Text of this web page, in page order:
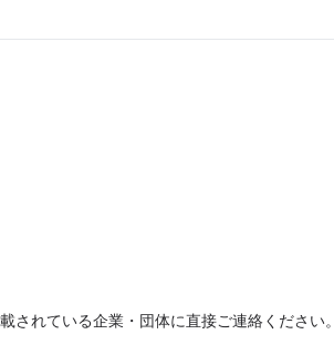
れている企業・団体に直接ご連絡ください。